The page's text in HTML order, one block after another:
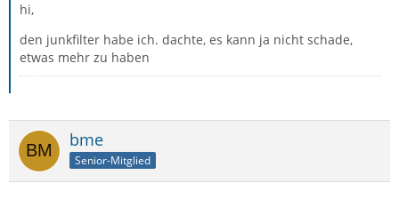
hi,
den junkfilter habe ich. dachte, es kann ja nicht schade,
etwas mehr zu haben
bme
Senior-Mitglied